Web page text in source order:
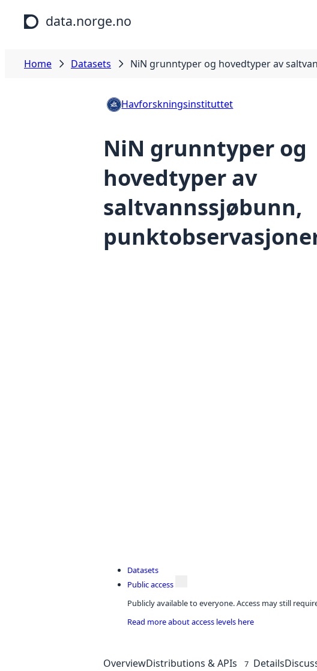
Skip to main content
data.norge.no
Home Datasets NiN grunntyper og hovedtyper av
Havforskningsinstituttet
NiN grunntyper og
hovedtyper av
saltvannssjøbunn,
Datasets
Public access
Publicly available to everyone. Access may still
Read more about access levels here
OverviewDistributions & APIs 7 Details